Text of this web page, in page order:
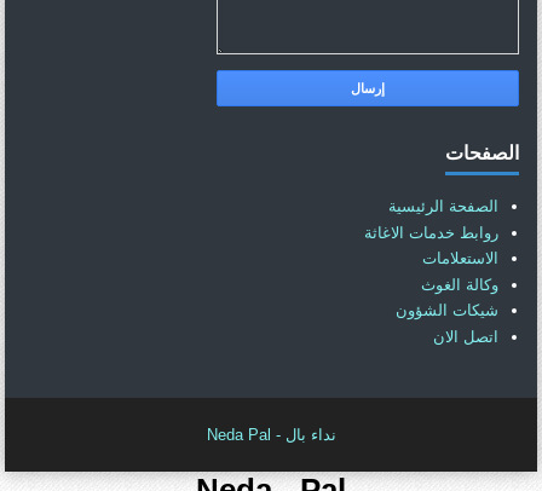
الصفحات
الصفحة الرئيسية
روابط خدمات الاغاثة
الاستعلامات
وكالة الغوث
شيكات الشؤون
اتصل الان
نداء بال - Neda Pal